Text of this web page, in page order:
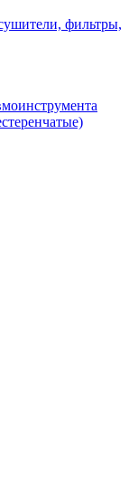
фильтры,